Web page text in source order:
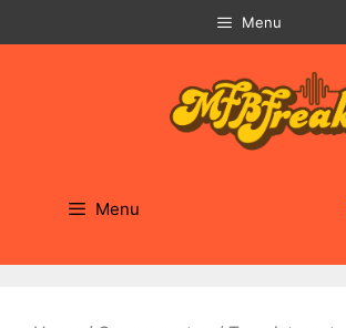
naar
Menu
Menu